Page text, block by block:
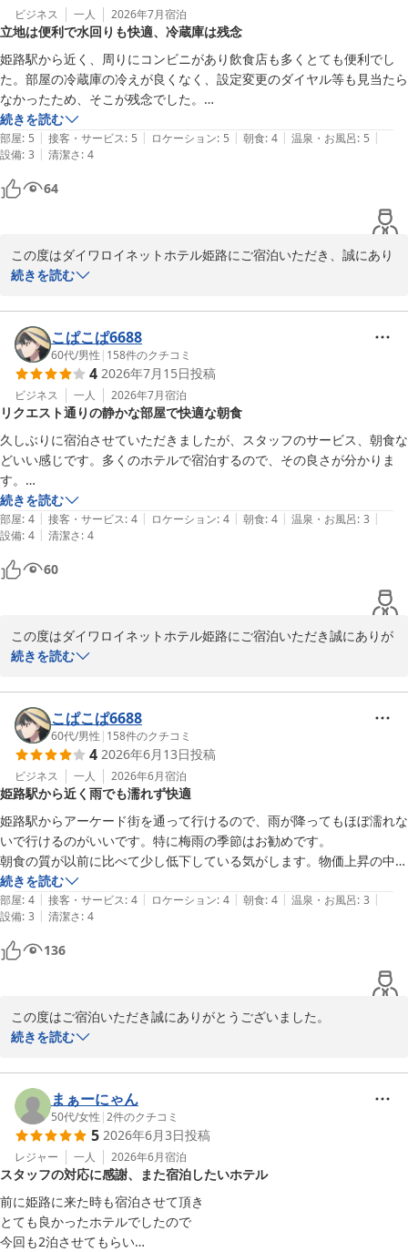
フにとって大きな励みとなります。
朝食会場につきましては、スタッフの対応に温かいお言葉をいただ
き誠にありがとうございます。お料理の補充やテーブルの片付けな
ど、快適にお過ごしいただけるよう努めておりますので、その点を
ご評価いただけましたことを嬉しく存じます。
一方で、会場のレイアウトにより窮屈さを感じられたとのこと、ご
不便をおかけいたしました。限られたスペースの中でできる限り多
くのお客様にご利用いただけるよう工夫しておりますが、いただい
たご意見を参考に、より快適な朝食時間をご提供できるよう改善に
また姫路へお越しの際は、ぜひ当ホテルをご利用くださいませ。ス
ダイワロイネットホテル姫路
2026-07-18
ビジネス 一人 2026年7月宿泊
立地は便利で水回りも快適、冷蔵庫は残念
姫路駅から近く、周りにコンビニがあり飲食店も多くとても便利でし
た。部屋の冷蔵庫の冷えが良くなく、設定変更のダイヤル等も見当たら
なかったため、そこが残念でした。
トイレと浴室が別なのは、とても良いです。姫路に来たときはまた利用
したいと思いました。
続きを読む
部屋: 5 | 接客・サービス: 5 | ロケーション: 5 | 朝食: 4 | 温泉・お風呂: 5 |
設備: 3 | 清潔さ: 4
64
この度はダイワロイネットホテル姫路にご宿泊いただき、誠にあり
がとうございます。
立地や周辺環境、またバス・トイレ別の客室に関しまして、お褒め
の言葉をいただき大変嬉しく存じます。
一方で、客室の冷蔵庫につきましては、ご不便をおかけし誠に申し
訳ございませんでした。快適にお過ごしいただくための設備管理が
行き届いておらず、深く反省しております。
今回ご指摘いただいた冷蔵庫の件につきましては、今後の設備改善
の参考にさせていただきます。
次回姫路へお越しの際にも、ぜひ当ホテルをご利用いただけますと
幸いです。お客様のまたのお越しをスタッフ一同、心よりお待ち申
し上げております。
ダイワロイネットホテル姫路 フロント担当
2026-07-16
続きを読む
こぱこぱ6688
60代/男性 | 158件のクチコミ
4 2026年7月15日投稿
ビジネス 一人 2026年7月宿泊
リクエスト通りの静かな部屋で快適な朝食
久しぶりに宿泊させていただきましたが、スタッフのサービス、朝食な
どいい感じです。多くのホテルで宿泊するので、その良さが分かりま
す。
特に道路と反対側の部屋をリクエストしたところ、しっかり引き継ぎさ
れていました。有難うございます。
続きを読む
部屋: 4 | 接客・サービス: 4 | ロケーション: 4 | 朝食: 4 | 温泉・お風呂: 3 |
設備: 4 | 清潔さ: 4
60
この度はダイワロイネットホテル姫路にご宿泊いただき誠にありが
とうございます。
スタッフの対応や朝食についてお褒めのお言葉をいただき、大変嬉
しく拝見いたしました。
また、お部屋のご要望につきましても、ご希望に沿ったお部屋をご
用意でき、ご満足いただけたようで安心いたしました。
お客様に快適にお過ごしいただけるよう、今後も情報共有を徹底
し、きめ細やかな対応に努めてまいります。
これからも快適にお過ごしいただけるホテルを目指してまいります
ので、ぜひまたお近くへお越しの際は当ホテルをご利用くださいま
せ。
スタッフ一同、またのお越しを心よりお待ちしております。
ダイワロイネットホテル姫路
続きを読む
こぱこぱ6688
60代/男性 | 158件のクチコミ
4 2026年6月13日投稿
ビジネス 一人 2026年6月宿泊
姫路駅から近く雨でも濡れず快適
姫路駅からアーケード街を通って行けるので、雨が降ってもほぼ濡れな
いで行けるのがいいです。特に梅雨の季節はお勧めです。
朝食の質が以前に比べて少し低下している気がします。物価上昇の中で
やむを得ないとは思いますが、出来るだけ頑張ってくださいね。
続きを読む
部屋: 4 | 接客・サービス: 4 | ロケーション: 4 | 朝食: 4 | 温泉・お風呂: 3 |
設備: 3 | 清潔さ: 4
136
この度はご宿泊いただき誠にありがとうございました。
また、姫路駅から当館までのアクセスにつきまして、アーケードを
ます。特に雨天時や梅雨の時期でも安心してご利用いただける点
は、当館の強みの一つでございます。
一方で、朝食に関しまして貴重なご意見をお寄せいただき、誠にあ
りがとうございます。ご期待に沿えない点がございましたこと、心
苦しく感じております。いただいたお声を真摯に受け止め、内容の
見直しや改善に努めてまいります。
今後ともより快適にお過ごしいただけるようサービス向上に努めて
まいりますので、また姫路にお越しの際はぜひ当館をご利用くださ
いませ。心よりお待ち申し上げております。
続きを読む
まぁーにゃん
50代/女性 |2件のクチコミ
5 2026年6月3日投稿
レジャー 一人 2026年6月宿泊
スタッフの対応に感謝、また宿泊したいホテル
前に姫路に来た時も宿泊させて頂き
とても良かったホテルでしたので
今回も2泊させてもらい